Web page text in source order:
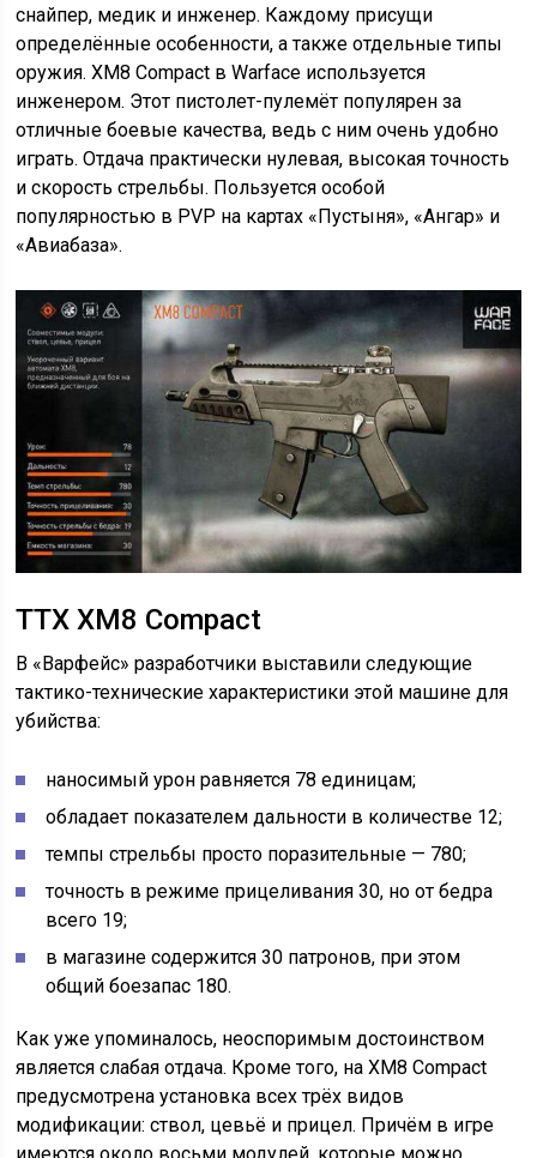
снайпер, медик и инженер. Каждому присущи
определённые особенности, а также отдельные типы
оружия. XM8 Compact в Warface используется
инженером. Этот пистолет-пулемёт популярен за
отличные боевые качества, ведь с ним очень удобно
играть. Отдача практически нулевая, высокая точность
и скорость стрельбы. Пользуется особой
популярностью в PVP на картах «Пустыня», «Ангар» и
«Авиабаза».
ТТХ XM8 Compact
В «Варфейс» разработчики выставили следующие
тактико-технические характеристики этой машине для
убийства:
наносимый урон равняется 78 единицам;
обладает показателем дальности в количестве 12;
темпы стрельбы просто поразительные — 780;
точность в режиме прицеливания 30, но от бедра
всего 19;
в магазине содержится 30 патронов, при этом
общий боезапас 180.
Как уже упоминалось, неоспоримым достоинством
является слабая отдача. Кроме того, на XM8 Compact
предусмотрена установка всех трёх видов
модификации: ствол, цевьё и прицел. Причём в игре